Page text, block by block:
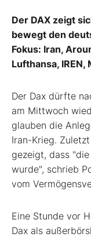
Der DAX zeigt
bewegt den
Fokus: Iran,
Lufthansa,
Der Dax dürfte
am Mittwoch
glauben die
Iran-Krieg.
gezeigt, dass
wurde", schrieb
vom
Eine Stunde vor
Dax als